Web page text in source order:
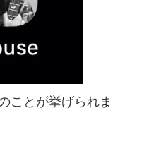
ことが挙げられま